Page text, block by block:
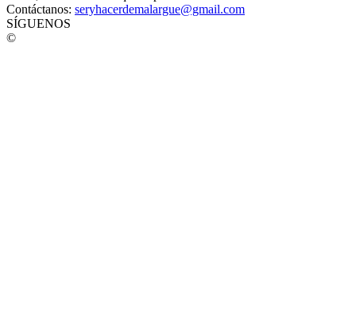
Contáctanos: seryhacerdemalargue@gmail.com
SÍGUENOS
©